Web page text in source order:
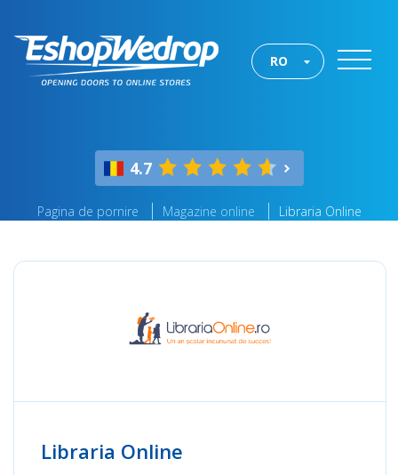
RO
4.7
Pagina de pornire Magazine online Libraria Online
Libraria Online